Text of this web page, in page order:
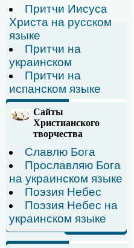
Притчи Иисуса
Христа на русском
языке
Притчи на
украинском
Притчи на
испанском языке
Сайты
Христианского
творчества
Славлю Бога
Прославляю Бога
на украинском языке
Поэзия Небес
Поэзия Небес на
украинском языке